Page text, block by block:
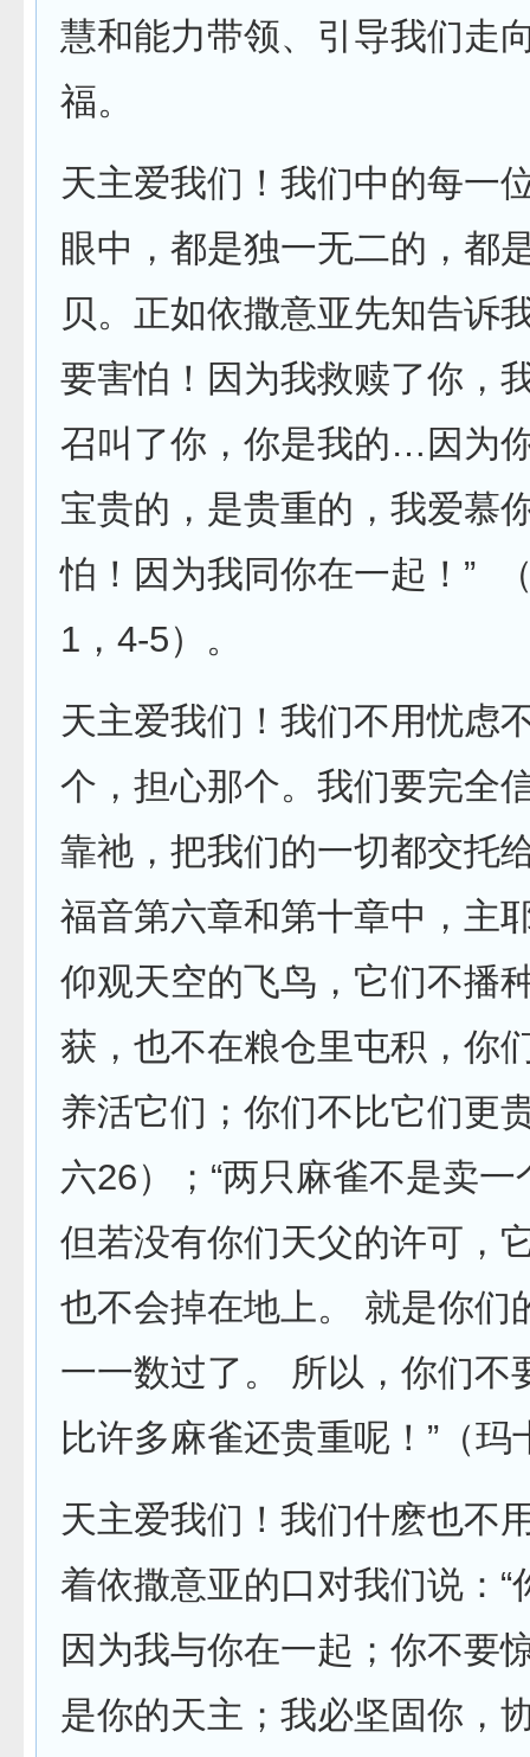
慧和能力带领、引导我们走
福。
天主爱我们！我们中的每一
眼中，都是独一无二的，都
贝。正如依撒意亚先知告诉
要害怕！因为我救赎了你，
召叫了你，你是我的…因为
宝贵的，是贵重的，我爱慕
怕！因为我同你在一起！”
1，4-5）。
天主爱我们！我们不用忧虑
个，担心那个。我们要完全
靠祂，把我们的一切都交托
福音第六章和第十章中，主
仰观天空的飞鸟，它们不播
获，也不在粮仓里屯积，你
养活它们；你们不比它们更
六26）；“两只麻雀不是卖
但若没有你们天父的许可，
也不会掉在地上。 就是你们
一一数过了。 所以，你们不
比许多麻雀还贵重呢！”（玛
天主爱我们！我们什麽也不
着依撒意亚的口对我们说：“
因为我与你在一起；你不要
是你的天主；我必坚固你，